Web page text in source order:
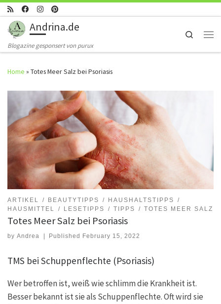
Skip to content
Andrina.de
Blogazine gesponsert von purux
Search
Home » Totes Meer Salz bei Psoriasis
ARTIKEL BEAUTYTIPPS
HAUSHALTSTIPPS
HAUSMITTEL
LESETIPPS TIPPS TOTES MEER SALZ
Totes Meer Salz bei Psoriasis
by Andrea | Published February 15, 2022
TMS bei Schuppenflechte (Psoriasis)
Wer betroffen ist, weiß wie schlimm die Krankheit ist.
Besser bekannt ist sie als Schuppenflechte. Oft wird sie